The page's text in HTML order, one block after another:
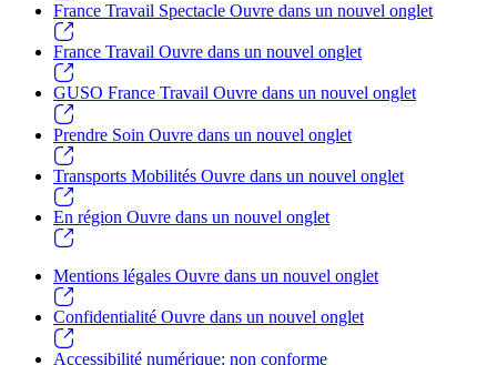
France Travail Spectacle Ouvre dans un nouvel onglet
France Travail Ouvre dans un nouvel onglet
GUSO France Travail Ouvre dans un nouvel onglet
Prendre Soin Ouvre dans un nouvel onglet
Transports Mobilités Ouvre dans un nouvel onglet
En région Ouvre dans un nouvel onglet
Mentions légales Ouvre dans un nouvel onglet
Confidentialité Ouvre dans un nouvel onglet
Accessibilité numérique: non conforme